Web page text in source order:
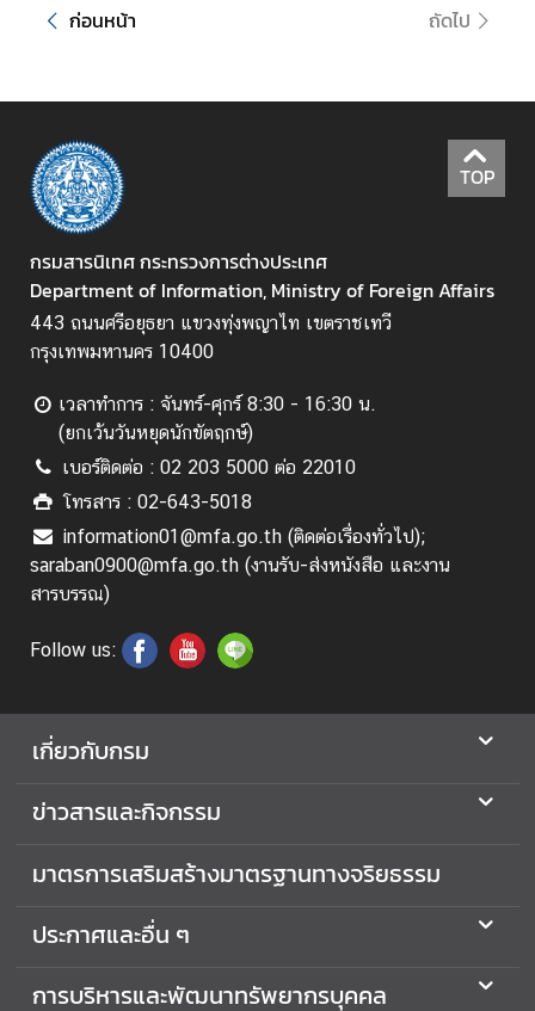
า
แ
ล
ะ
กิ
จ
ก
ร
ร
สื่
อ
ร
ะ
ช
สั
พั
น
ร
ก
ศ
ก่อนหน้า ถัดไป
TOP
กรมสารนิเทศ กระทรวงการต่างประเทศ
Department of Information, Ministry of Foreign Affairs
443 ถนนศรีอยุธยา แขวงทุ่งพญาไท เขตราชเทวี
กรุงเทพมหานคร 10400
เวลาทำการ : จันทร์-ศุกร์ 8:30 - 16:30 น.
(ยกเว้นวันหยุดนักขัตฤกษ์)
เบอร์ติดต่อ : 02 203 5000 ต่อ 22010
โทรสาร : 02-643-5018
information01@mfa.go.th (ติดต่อเรื่องทั่วไป);
saraban0900@mfa.go.th (งานรับ-ส่งหนังสือ และงาน
สารบรรณ)
Follow us:
เกี่ยวกับกรม
ข่าวสารและกิจกรรม
มาตรการเสริมสร้างมาตรฐานทางจริยธรรม
ประกาศและอื่น ๆ
การบริหารและพัฒนาทรัพยากรบุคคล